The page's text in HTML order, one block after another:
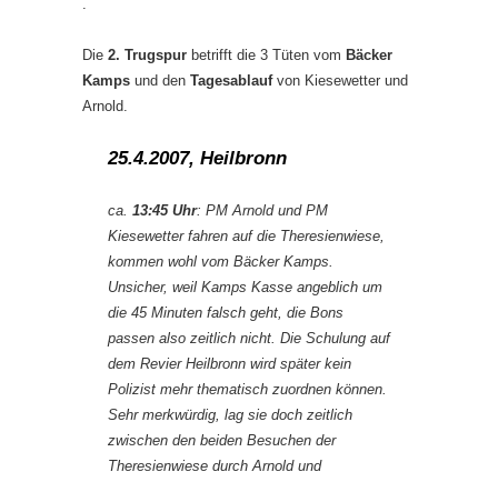
Die 2. Trugspur betrifft die 3 Tüten vom Bäcker
Kamps und den Tagesablaufvon Kiesewetter und
Arnold.
25.4.2007, Heilbronn
ca. 13:45 Uhr: PM Arnold und PM
Kiesewetter fahren auf die Theresienwiese,
kommen wohl vom Bäcker Kamps.
Unsicher, weil Kamps Kasse angeblich um
die 45 Minuten falsch geht, die Bons
passen also zeitlich nicht. Die Schulung auf
dem Revier Heilbronn wird später kein
Polizist mehr thematisch zuordnen können.
Sehr merkwürdig, lag sie doch zeitlich
zwischen den beiden Besuchen der
Theresienwiese durch Arnold und